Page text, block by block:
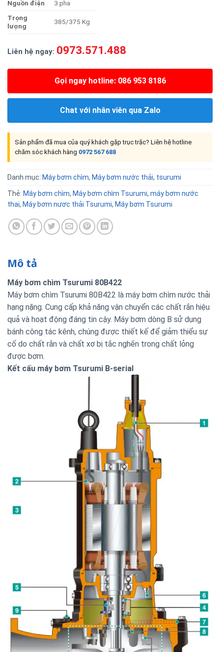
Nguồn điện
3 pha
Trọng
lượng
385/375 Kg
Liên hệ ngay: 0973.571.488
Gọi ngay hotline: 086 953 8186
Chat với nhân viên qua Zalo
Sản phẩm đã mua của quý khách gặp trục trặc? Liên hệ hotline
chăm sóc khách hàng 0972 567 688
Danh mục: Máy bơm chìm, Máy bơm nước thải, tsurumi
Thẻ: Máy bơm chìm, Máy bơm chìm Tsurumi, máy bơm nước
thai, Máy bơm nươc thải Tsurumi, Máy bơm Tsurumi
Mô tả
Máy bơm chìm Tsurumi 80B422
Máy bơm chìm Tsurumi 80B422 là máy bơm chìm nước thải
hạng nặng. Cung cấp khả năng vận chuyển các chất rắn hiệu
quả và hoạt động đáng tin cậy. Máy bơm dòng B sử dụng
bánh công tác kênh, chúng được thiết kế để giảm thiểu sự
cố do chất rắn và chất xơ bị tắc nghẽn trong chất lỏng
được bơm.
Kết cấu máy bơm Tsurumi B-serial